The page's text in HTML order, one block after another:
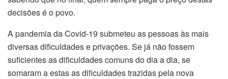
decisões é o povo.
A pandemia da Covid-19 submeteu as pessoas às mais
diversas dificuldades e privações. Se já não fossem
suficientes as dificuldades comuns do dia a dia, se
somaram a estas as dificuldades trazidas pela nova